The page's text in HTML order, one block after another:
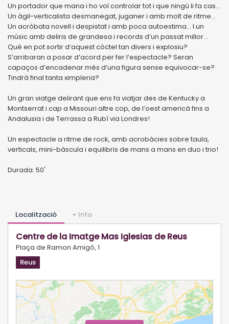
Un portador que mana i ho vol controlar tot i que ningú li fa cas…
Un àgil-verticalista desmanegat, juganer i amb molt de ritme…
Un acròbata novell i despistat i amb poca autoestima… I un
músic amb deliris de grandesa i records d’un passat millor…
Què en pot sortir d’aquest còctel tan divers i explosiu?
S’arribaran a posar d’acord per fer l’espectacle? Seran
capaços d’encadenar més d’una figura sense equivocar-se?
Tindrà final tanta ximpleria?
Un gran viatge delirant que ens fa viatjar des de Kentucky a
Montserrat i cap a Missouri altre cop, de l’oest americà fins a
Andalusia i de Terrassa a Rubí via Londres!
Un espectacle a ritme de rock, amb acrobàcies sobre taula,
verticals, mini-bàscula i equilibris de mans a mans en duo i trio!
Durada: 50'
Localització + Info
Centre de la Imatge Mas Iglesias de Reus
Plaça de Ramon Amigó, 1
Reus